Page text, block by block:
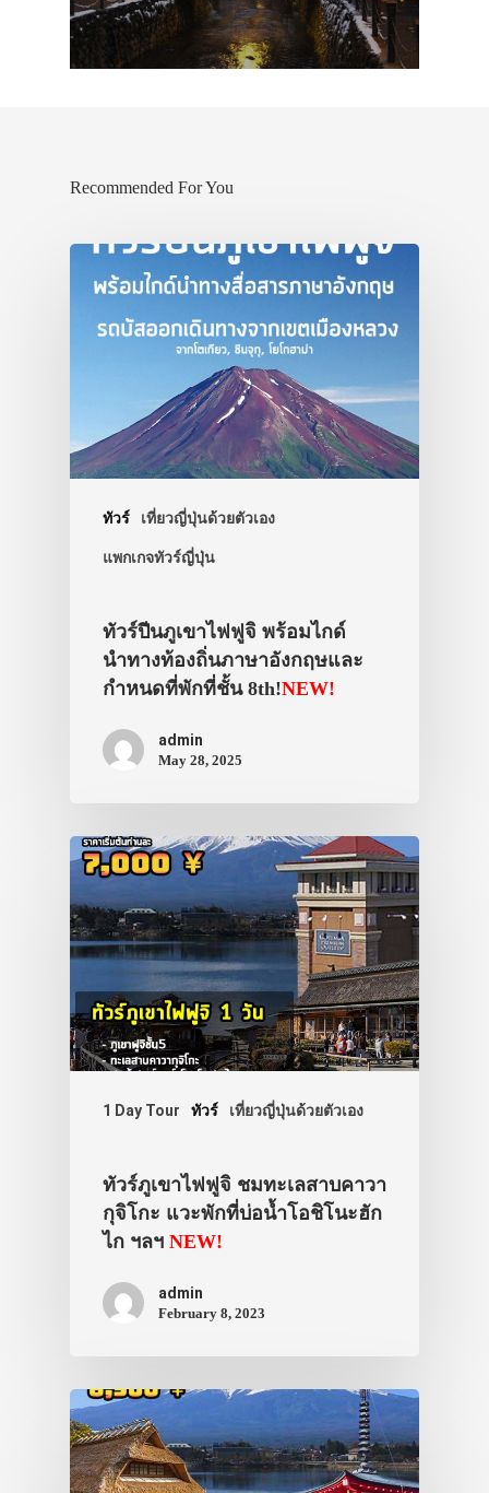
Recommended For You
ทัวร์ เที่ยวญี่ปุ่นด้วยตัวเอง
แพกเกจทัวร์ญี่ปุ่น
ทัวร์ปีนภูเขาไฟฟูจิ พร้อมไกด์
นำทางท้องถิ่นภาษาอังกฤษและ
กำหนดที่พักที่ชั้น 8th!NEW!
admin
May 28, 2025
1 Day Tour ทัวร์ เที่ยวญี่ปุ่นด้วยตัวเอง
ทัวร์ภูเขาไฟฟูจิ ชมทะเลสาบคาวา
กุจิโกะ แวะพักที่บ่อน้ำโอชิโนะฮัก
ไก ฯลฯ NEW!
admin
February 8, 2023